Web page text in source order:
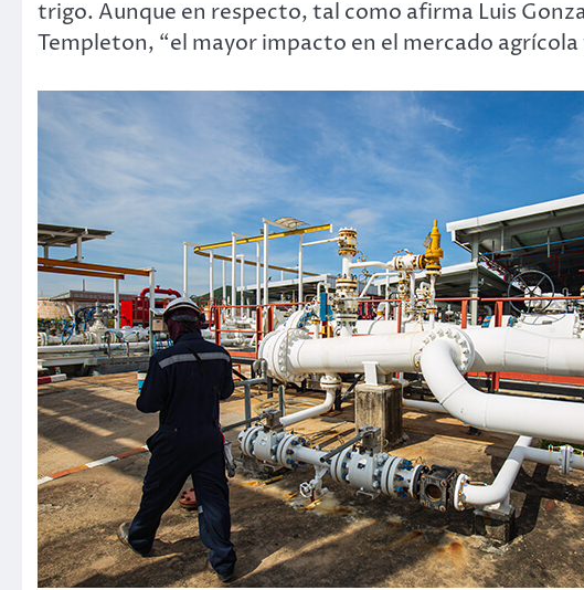
trigo. Aunque en respecto, tal como afirma Luis
Templeton, “el mayor impacto en el mercado agrícola